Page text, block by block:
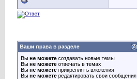
Ваши права в разделе
Вы не можете создавать новые темы
Вы не можете отвечать в темах
Вы не можете прикреплять вложения
Вы не можете редактировать свои сообщения